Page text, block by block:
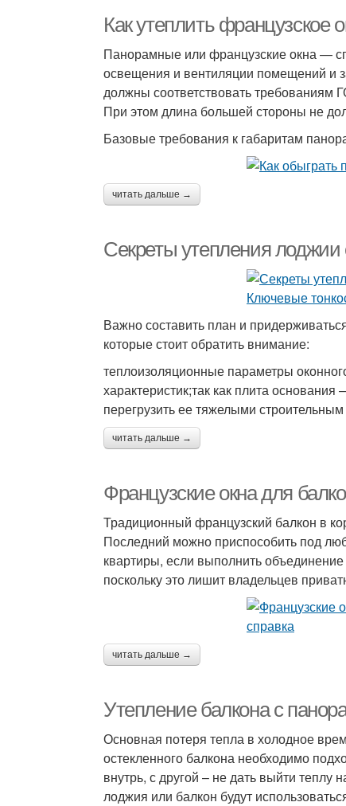
Как утеплить французское
Панорамные или французские окна —
освещения и вентиляции помещений и
должны соответствовать требованиям
При этом длина большей стороны не
Базовые требования к габаритам
читать дальше →
Секреты утепления
Важно составить план и
которые стоит обратить внимание:
теплоизоляционные параметры
характеристик;так как плита
перегрузить ее тяжелыми
читать дальше →
Французские окна для
Традиционный французский балкон в
Последний можно приспособить под
квартиры, если выполнить
поскольку это лишит владельцев
читать дальше →
Утепление балкона с
Основная потеря тепла в холодное
остекленного балкона необходимо
внутрь, с другой – не дать выйти теплу
лоджия или балкон будут